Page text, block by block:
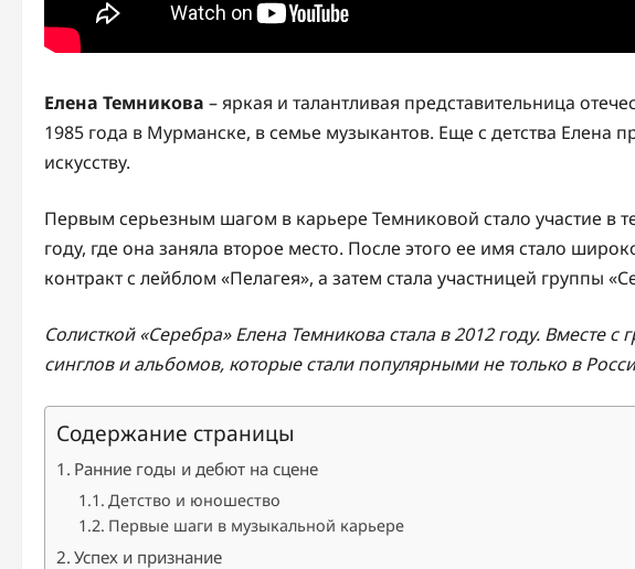
Елена Темникова – яркая и талантливая представительница
1985 года в Мурманске, в семье музыкантов. Еще с детства Елена
искусству.
Первым серьезным шагом в карьере Темниковой стало участие в
году, где она заняла второе место. После этого ее имя стало
контракт с лейблом «Пелагея», а затем стала участницей группы
Солисткой «Серебра» Елена Темникова стала в 2012 году. Вместе
синглов и альбомов, которые стали популярными не только в
Содержание страницы
Ранние годы и дебют на сцене
Детство и юношество
Первые шаги в музыкальной карьере
Успех и признание